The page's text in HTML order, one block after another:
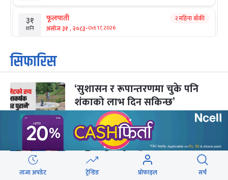
३१
शनि
फूलपाती
असोज ३१ , २०८३-Oct 17, 2026
२ महिना बाँकी
१
आइत
कार्तिक सङ्क्रान्ति
कार्तिक १, २०८३
३
मंगल
महानवमी
कार्तिक ३, २०८३-Oct 20, 2026
२ महिना बाँकी
४
बुध
विजयादशमी
कार्तिक ४, २०८३-Oct 21, 2026
२ महिना बाँकी
५
बिहि
पापा‌ङ्कुशा एकादशी व्रत
-Oct 22, 2026
२ महिना बाँकी
सिफारिस
‘सुशासन र रूपान्तरणमा चुके पनि
शंकाको लाभ दिन सकिन्छ’
तीन नेताको घर खानतलासी हुने, पक्राउ
पुर्जी हामीलाई मात्रै ?
ताजा अपडेट ट्रेन्डिङ प्रोफाइल सर्च